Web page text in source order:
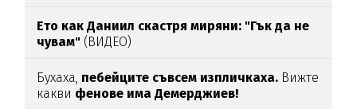
Ето как Даниил скастря миряни: "Гък да не
чувам" (ВИДЕО)
Бухаха, пебейците съвсем изпличкаха. Вижте
какви фенове има Демерджиев!